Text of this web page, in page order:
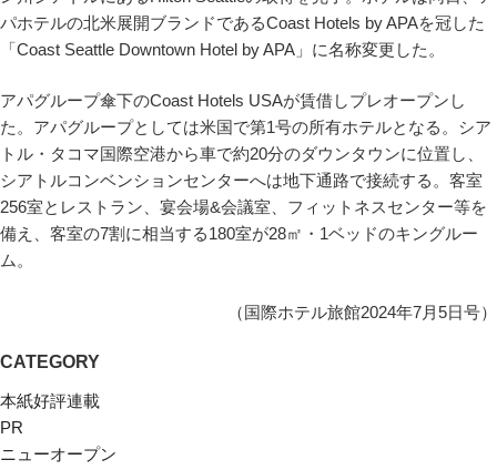
パホテルの北米展開ブランドであるCoast Hotels by APAを冠した
「Coast Seattle Downtown Hotel by APA」に名称変更した。
アパグループ傘下のCoast Hotels USAが賃借しプレオープンし
た。アパグループとしては米国で第1号の所有ホテルとなる。シア
トル・タコマ国際空港から車で約20分のダウンタウンに位置し、
シアトルコンベンションセンターへは地下通路で接続する。客室
256室とレストラン、宴会場&会議室、フィットネスセンター等を
備え、客室の7割に相当する180室が28㎡・1ベッドのキングルー
ム。
（国際ホテル旅館2024年7月5日号）
CATEGORY
本紙好評連載
PR
ニューオープン